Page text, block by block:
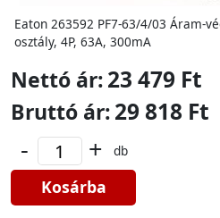
Eaton 263592 PF7-63/4/03 Áram-
osztály, 4P, 63A, 300mA
Nettó ár:23 479 Ft
Bruttó ár:29 818 Ft
- + db
Kosárba